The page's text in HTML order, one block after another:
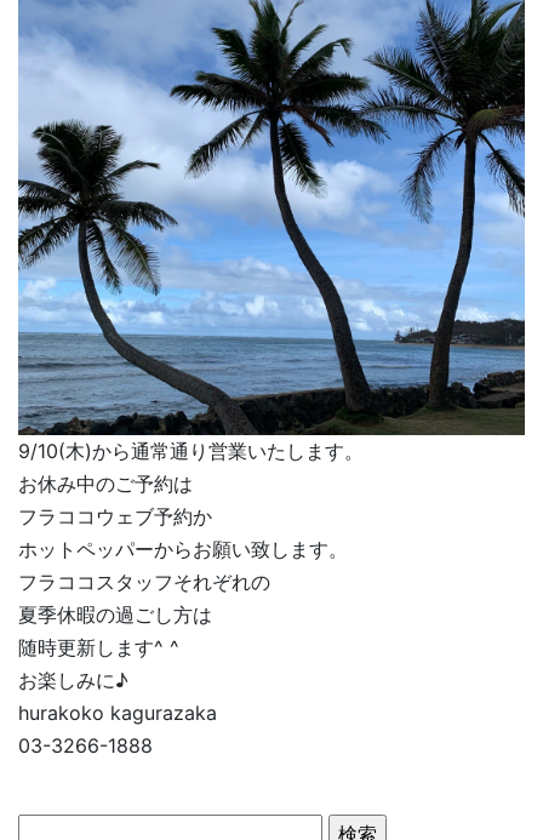
9/10(木)から通常通り営業いたします。
お休み中のご予約は
フラココウェブ予約か
ホットペッパーからお願い致します。
フラココスタッフそれぞれの
夏季休暇の過ごし方は
随時更新します^ ^
お楽しみに♪
hurakoko kagurazaka
03-3266-1888